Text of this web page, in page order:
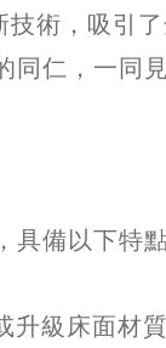
術，吸引
仁，一同
備以下特點
級床面材